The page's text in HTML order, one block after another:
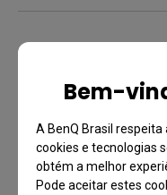
Bem-
A BenQ Brasil
cookies e tecnologias
obtém a melhor
Pode aceitar estes
and environmental